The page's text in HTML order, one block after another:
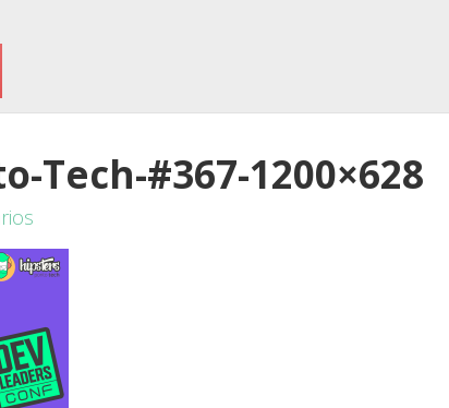
Tech-#367-1200×628